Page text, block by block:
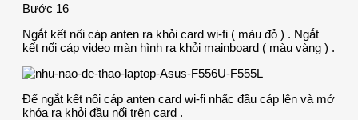
Bước 16
Ngắt kết nối cáp anten ra khỏi card wi-fi ( màu đỏ ) . Ngắt
kết nối cáp video màn hình ra khỏi mainboard ( màu vàng ) .
Để ngắt kết nối cáp anten card wi-fi nhấc đầu cáp lên và mở
khóa ra khỏi đầu nối trên card .